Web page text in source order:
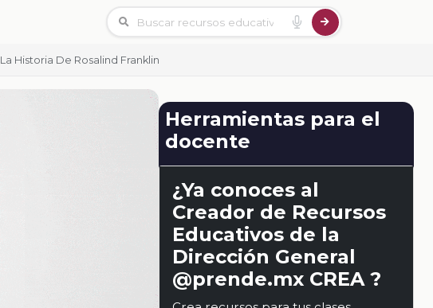
La Historia De Rosalind Franklin
Herramientas para el
docente
¿Ya conoces al
Creador de Recursos
Educativos de la
Dirección General
@prende.mx CREA ?